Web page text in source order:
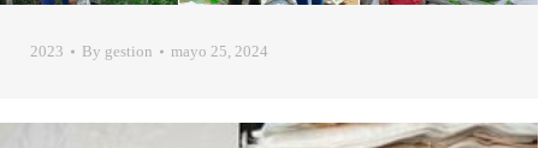
2023 By gestion mayo 25, 2024